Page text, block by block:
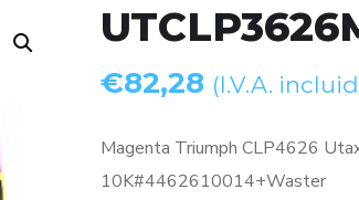
€82,28 (I.V.A.
Magenta Triumph CLP4626
10K#4462610014+Waster